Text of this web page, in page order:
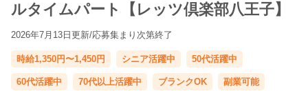
ルタイムパート【レッツ倶楽部八王子】
2026年7月13日更新/応募集まり次第終了
時給1,350円〜1,450円 シニア活躍中 50代活躍中
60代活躍中 70代以上活躍中 ブランクOK 副業可能